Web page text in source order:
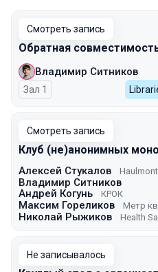
Смотреть запись
Обратная
Владимир Ситников
Зал 1
Смотреть запись
Клуб (не)анонимных
Алексей Стукалов Haulmont
Владимир Ситников
Андрей Когунь
КРОК
Максим Гореликов Метр
Николай Рыжиков Health
Не записывалось